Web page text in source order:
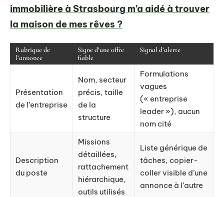
immobilière à Strasbourg m’a aidé à trouver
la maison de mes rêves ?
Rubrique de
l’annonce
Signe d’une offre
fiable
Signal d’alerte
Présentation
de l’entreprise
Nom, secteur
précis, taille
de la
structure
Formulations
vagues
(« entreprise
leader »), aucun
nom cité
Description
du poste
Missions
détaillées,
rattachement
hiérarchique,
outils utilisés
Liste générique de
tâches, copier-
coller visible d’une
annonce à l’autre